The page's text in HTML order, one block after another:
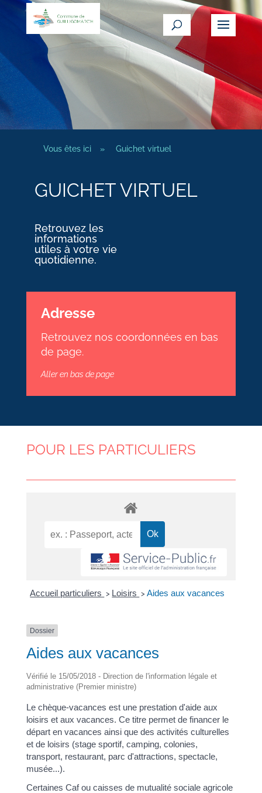
Vous êtes ici » Guichet virtuel
GUICHET VIRTUEL
Retrouvez les
informations
utiles à votre vie
quotidienne.
Adresse
Retrouvez nos coordonnées en bas
de page.
Aller en bas de page
POUR LES PARTICULIERS
Accueil particuliers > Loisirs > Aides aux vacances
Dossier
Aides aux vacances
Vérifié le 15/05/2018 - Direction de l'information légale et
administrative (Premier ministre)
Le chèque-vacances est une prestation d'aide aux
loisirs et aux vacances. Ce titre permet de financer le
départ en vacances ainsi que des activités culturelles
et de loisirs (stage sportif, camping, colonies,
transport, restaurant, parc d'attractions, spectacle,
musée...).
Certaines Caf ou caisses de mutualité sociale agricole